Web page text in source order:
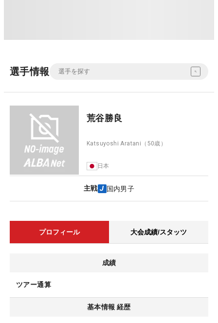
選手情報
荒谷勝良
Katsuyoshi Aratani （50歳）
日本
主戦 国内男子
プロフィール 大会成績/スタッツ
成績
ツアー通算
基本情報 経歴